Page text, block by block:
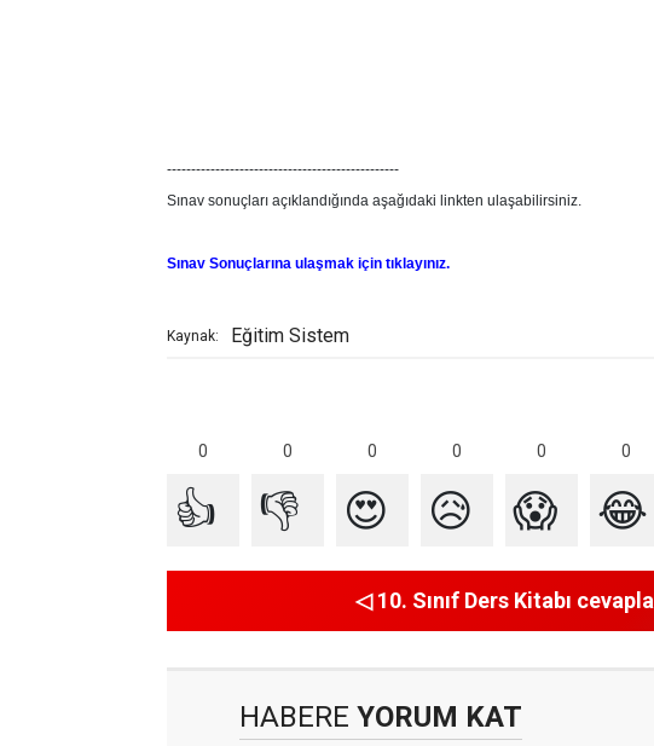
------------------------------------------------
Sınav sonuçları açıklandığında aşağıdaki linkten ulaşabilirsiniz.
Sınav Sonuçlarına ulaşmak için tıklayınız.
Kaynak: Eğitim Sistem
0 0 0 0 0 0
👍 👎 😍 😥 😱 😂
◁ 10. Sınıf Ders Kitabı
HABERE YORUM KAT